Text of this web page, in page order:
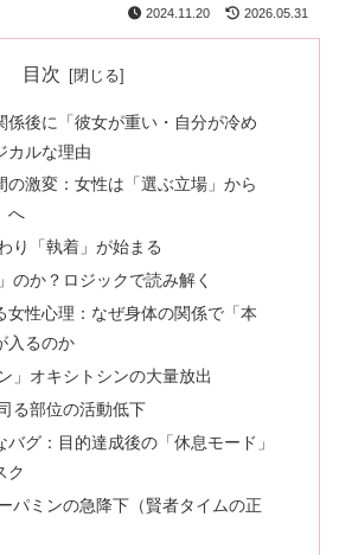
2024.11.20 2026.05.31
目次
係後に「彼女が重い・自分が冷め
カルな理由
の激変：女性は「選ぶ立場」から
へ
り「執着」が始まる
のか？ロジックで読み解く
女性心理：なぜ身体の関係で「本
入るのか
」オキシトシンの大量放出
る部位の活動低下
バグ：目的達成後の「休息モード」
ク
パミンの急降下（賢者タイムの正